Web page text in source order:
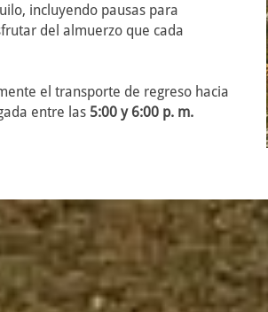
incluyendo pausas para
del almuerzo que cada
el transporte de regreso hacia
entre las 5:00 y 6:00 p. m.